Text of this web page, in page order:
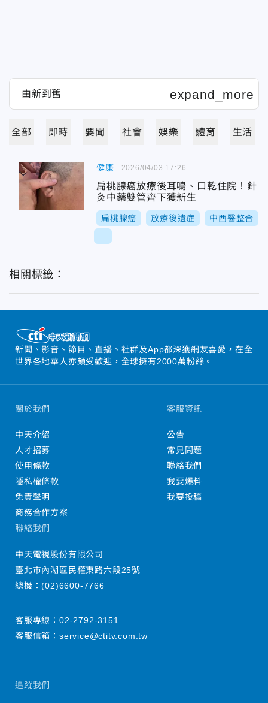
全部 即時 要聞 社會 娛樂 體育 生活
健康
扁桃腺癌放療後耳鳴、口乾住院！針
灸中藥雙管齊下獲新生
扁桃腺癌 放療後遺症 中西醫整合
2026/04/03 17:26
相關標籤：
新聞、影音、節目、直播、社群及App都深獲網友喜愛，在全
世界各地華人亦頗受歡迎，全球擁有2000萬粉絲。
追蹤我們
關於我們
中天介紹
人才招募
使用條款
隱私權條款
免責聲明
商務合作方案
客服資訊
公告
常見問題
聯絡我們
我要爆料
我要投稿
聯絡我們
中天電視股份有限公司
臺北市內湖區民權東路六段25號
總機：(02)6600-7766
客服專線： 02-2792-3151
客服信箱： service@ctitv.com.tw